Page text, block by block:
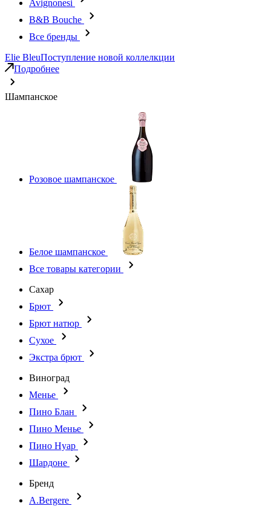
Avignonesi
B&B Bouche
Все бренды
Elie BleuПоступление новой коллелкции
Подробнее
Шампанское
Розовое шампанское
Белое шампанское
Все товары категории
Сахар
Брют
Брют натюр
Сухое
Экстра брют
Виноград
Менье
Пино Блан
Пино Менье
Пино Нуар
Шардоне
Бренд
A.Bergere